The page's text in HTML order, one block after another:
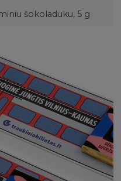
šokoladuku, 5 g